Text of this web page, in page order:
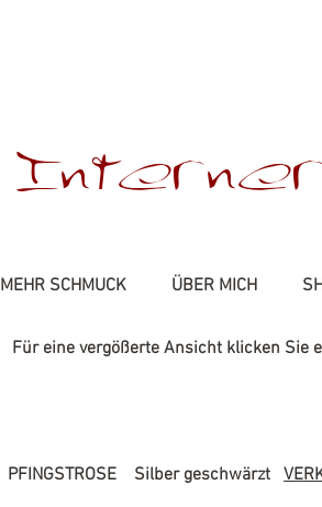
Interner
MEHR SCHMUCK ÜBER MICH
Für eine vergößerte Ansicht klicken Sie
PFINGSTROSE Silber geschwärzt